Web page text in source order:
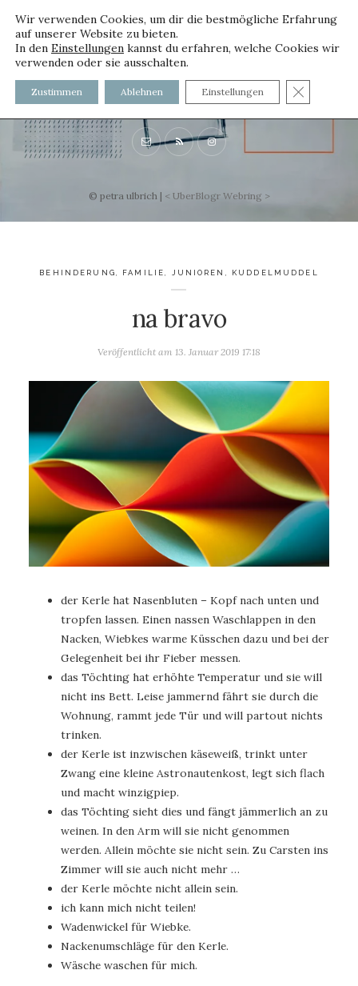
voller worte
mit und ohne Innenfutter
© petra ulbrich | < UberBlogr Webring >
BEHINDERUNG FAMILIE JUNIOREN KUDDELMUDDEL
na bravo
Veröffentlicht am 13. Januar 2019 17:18
der Kerle hat Nasenbluten – Kopf nach unten und
tropfen lassen. Einen nassen Waschlappen in den
Nacken, Wiebkes warme Küsschen dazu und bei der
Gelegenheit bei ihr Fieber messen.
das Töchting hat erhöhte Temperatur und sie will
nicht ins Bett. Leise jammernd fährt sie durch die
Wohnung, rammt jede Tür und will partout nichts
trinken.
der Kerle ist inzwischen käseweiß, trinkt unter
Zwang eine kleine Astronautenkost, legt sich flach
und macht winzigpiep.
das Töchting sieht dies und fängt jämmerlich an zu
weinen. In den Arm will sie nicht genommen
werden. Allein möchte sie nicht sein. Zu Carsten ins
Zimmer will sie auch nicht mehr …
der Kerle möchte nicht allein sein.
ich kann mich nicht teilen!
Wadenwickel für Wiebke.
Nackenumschläge für den Kerle.
Wäsche waschen für mich.
Wir verwenden Cookies, um dir die bestmögliche Erfahrung
auf unserer Website zu bieten.
In den Einstellungen kannst du erfahren, welche Cookies wir
verwenden oder sie ausschalten.
Zustimmen Ablehnen Einstellungen GDPR